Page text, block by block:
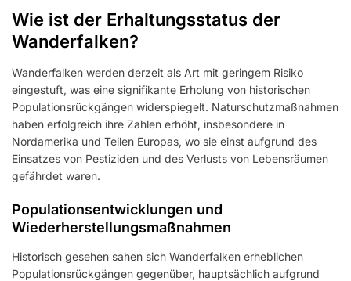
Wie ist der Erhaltungsstatus der
Wanderfalken?
Wanderfalken werden derzeit als Art mit geringem Risiko
eingestuft, was eine signifikante Erholung von historischen
Populationsrückgängen widerspiegelt. Naturschutzmaßnahmen
haben erfolgreich ihre Zahlen erhöht, insbesondere in
Nordamerika und Teilen Europas, wo sie einst aufgrund des
Einsatzes von Pestiziden und des Verlusts von Lebensräumen
gefährdet waren.
Populationsentwicklungen und
Wiederherstellungsmaßnahmen
Historisch gesehen sahen sich Wanderfalken erheblichen
Populationsrückgängen gegenüber, hauptsächlich aufgrund